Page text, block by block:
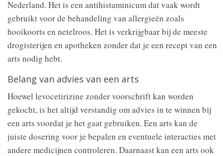
Nederland. Het is een antihistaminicum dat vaak wordt
gebruikt voor de behandeling van allergieën zoals
hooikoorts en netelroos. Het is verkrijgbaar bij de meeste
drogisterijen en apotheken zonder dat je een recept van een
arts nodig hebt.
Belang van advies van een arts
Hoewel levocetirizine zonder voorschrift kan worden
gekocht, is het altijd verstandig om advies in te winnen bij
een arts voordat je het gaat gebruiken. Een arts kan de
juiste dosering voor je bepalen en eventuele interacties met
andere medicijnen controleren. Daarnaast kan een arts ook